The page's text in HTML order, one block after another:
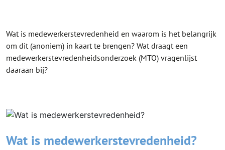
Wat is medewerkerstevredenheid en waarom is het belangrijk
om dit (anoniem) in kaart te brengen? Wat draagt een
medewerkerstevredenheidsonderzoek (MTO) vragenlijst
daaraan bij?
Wat is medewerkerstevredenheid?